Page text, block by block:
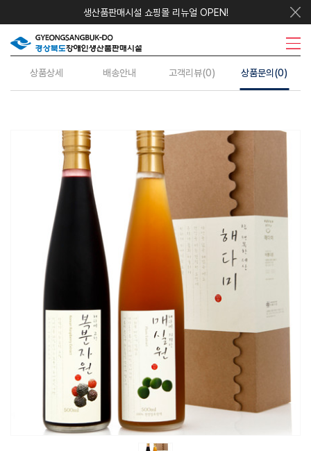
생산품판매시설 쇼핑몰 리뉴얼 OPEN!
우리지역상품 시설안내 주요사업 수의계약 정보센터
상품상세 배송안내 고객리뷰(0) 상품문의(0)